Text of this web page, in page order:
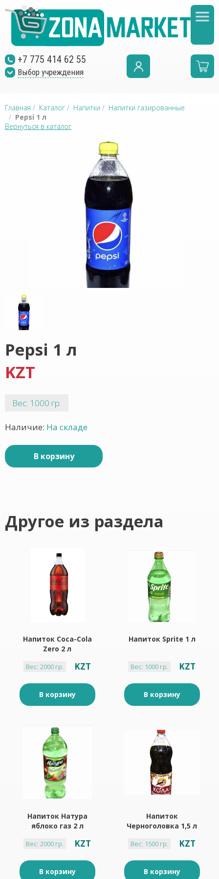
+7 775 414 62 55
Выбор учреждения
Главная / Каталог / Напитки / Напитки газированные
/ Pepsi 1 л
Вернуться в каталог
Pepsi 1 л
KZT
Вес: 1000 гр.
Наличие: На складе
В корзину
Другое из раздела
Напиток Coca-Cola
Zero 2 л
Вес: 2000 гр. KZT
В корзину
Напиток Sprite 1 л
Вес: 1000 гр. KZT
В корзину
Напиток Натура
яблоко газ 2 л
Вес: 2000 гр. KZT
В корзину
Напиток
Черноголовка 1,5 л
Вес: 1500 гр. KZT
В корзину